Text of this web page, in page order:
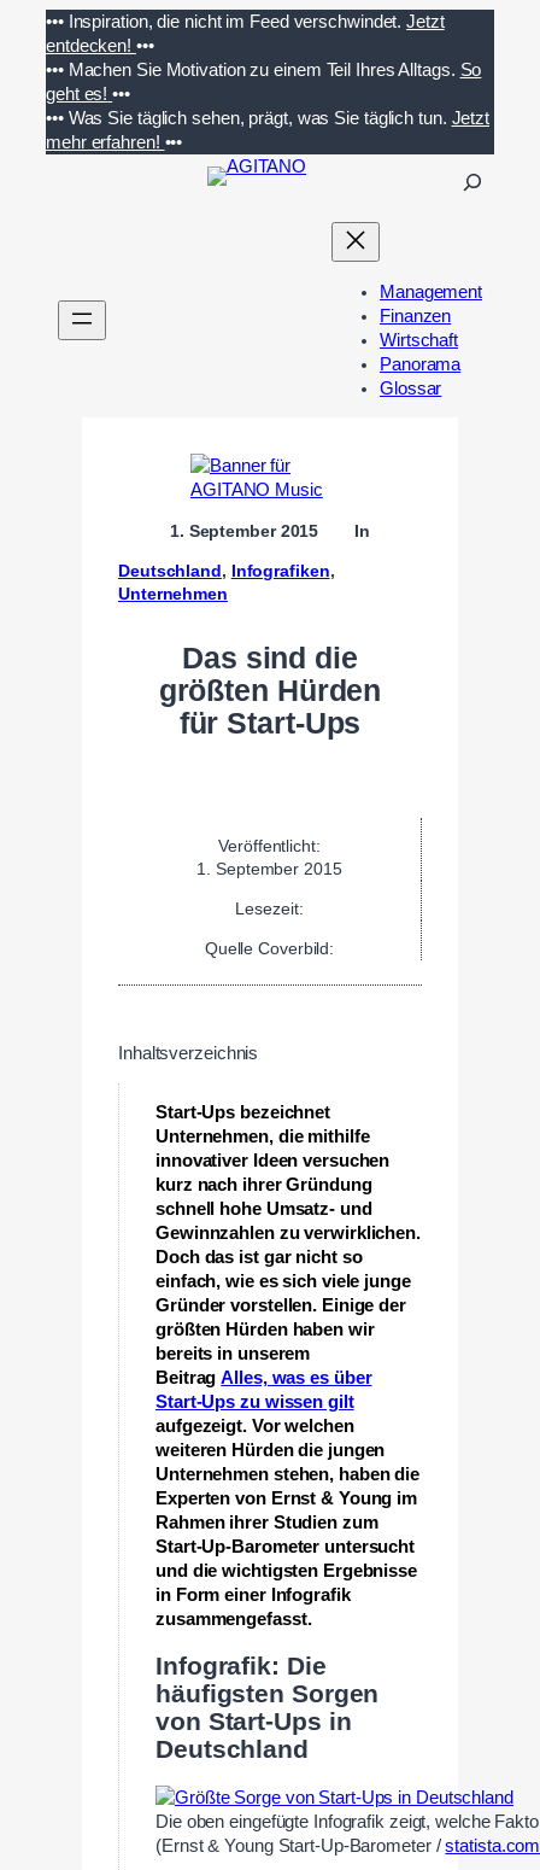
Inhalt
springen
••• Inspiration, die nicht im Feed verschwindet. Jetzt
entdecken! •••
••• Machen Sie Motivation zu einem Teil Ihres Alltags. So
geht es!•••
••• Was Sie täglich sehen, prägt, was Sie täglich tun. Jetzt
mehr erfahren! •••
n
Management
Finanzen
Wirtschaft
Panorama
Glossar
1. September 2015 In
Deutschland, Infografiken
Unternehmen
Das sind die
größten Hürden
für Start-Ups
Veröffentlicht:
1. September 2015
Lesezeit:
Quelle Coverbild:
Inhaltsverzeichnis
Start-Ups bezeichnet
Unternehmen, die mithilfe
innovativer Ideen versuchen
kurz nach ihrer Gründung
schnell hohe Umsatz- und
Gewinnzahlen zu verwirklichen.
Doch das ist gar nicht so
einfach, wie es sich viele junge
Gründer vorstellen. Einige der
größten Hürden haben wir
bereits in unserem
Beitrag Alles, was es über
Start-Ups zu wissen gilt
aufgezeigt. Vor welchen
weiteren Hürden die jungen
Unternehmen stehen, haben die
Experten von Ernst & Young im
Rahmen ihrer Studien zum
Start-Up-Barometer untersucht
und die wichtigsten Ergebnisse
in Form einer Infografik
zusammengefasst.
Infografik: Die
häufigsten Sorgen
von Start-Ups in
Deutschland
Die oben eingefügte Infografik zeigt, welche
(Ernst & Young Start-Up-Barometer /statista.com